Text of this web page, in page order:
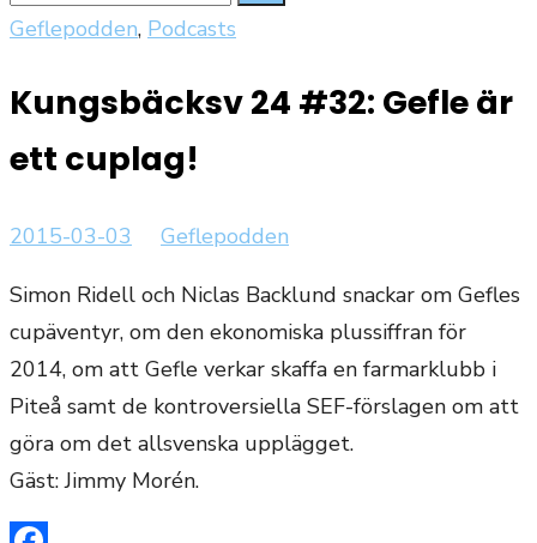
för:
Sök
Geflepodden, Podcasts
Kungsbäcksv 24 #32: Gefle är
ett cuplag!
Publicerat
2015-03-03 Författare
Geflepodden
Simon Ridell och Niclas Backlund snackar om Gefles
cupäventyr, om den ekonomiska plussiffran för
2014, om att Gefle verkar skaffa en farmarklubb i
Piteå samt de kontroversiella SEF-förslagen om att
göra om det allsvenska upplägget.
Gäst: Jimmy Morén.